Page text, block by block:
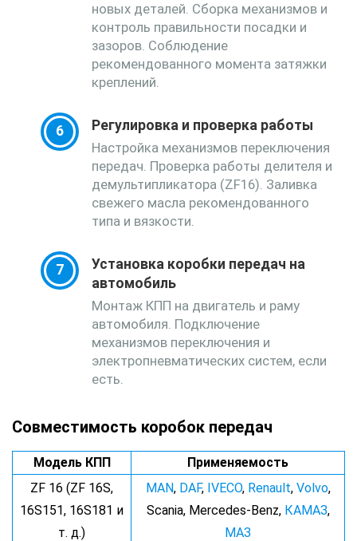
новых деталей. Сборка механизмов и
контроль правильности посадки и
зазоров. Соблюдение
рекомендованного момента затяжки
креплений.
Регулировка и проверка работы
Настройка механизмов переключения
передач. Проверка работы делителя и
демультипликатора (ZF16). Заливка
свежего масла рекомендованного
типа и вязкости.
Установка коробки передач на
автомобиль
Монтаж КПП на двигатель и раму
автомобиля. Подключение
механизмов переключения и
электропневматических систем, если
есть.
Совместимость коробок передач
Модель КПП
Применяемость
ZF 16 (ZF 16S,
16S151, 16S181 и
т. д.)
MAN, DAF, IVECO, Renault, Volvo,
Scania, Mercedes-Benz, КАМАЗ,
МАЗ